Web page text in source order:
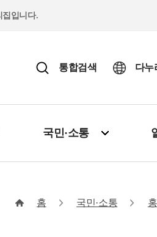
집입니다.
통합검색 다누
국민·소통
홈 국민·소통